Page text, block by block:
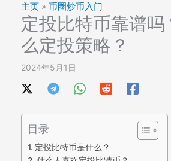
主页 » 币圈炒币入门
定投比特币靠谱吗
么定投策略？
2024年5月1日
目录
定投比特币是什么？